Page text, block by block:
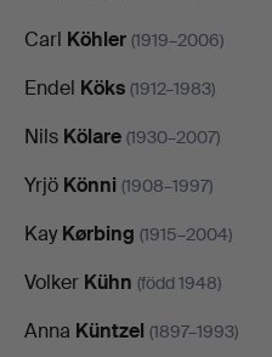
Carl Köhler (1919–2006)
Endel Köks (1912–1983)
Nils Kölare (1930–2007)
Yrjö Könni (1908–1997)
KayKørbing (1915–2004)
Volker Kühn (född 1948)
Anna Küntzel (1897–1993)